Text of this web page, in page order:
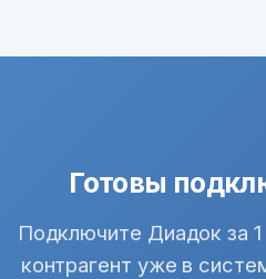
Готовы
Подключите Диадок за
контрагент уже в